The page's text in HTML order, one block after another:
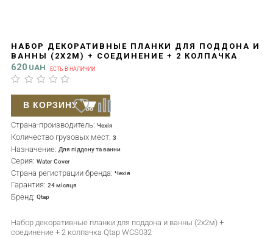
НАБОР ДЕКОРАТИВНЫЕ ПЛАНКИ ДЛЯ ПОДДОНА И
ВАННЫ (2X2М) + СОЕДИНЕНИЕ + 2 КОЛПАЧКА
QTAP WCS032
620 UAH ЕСТЬ В НАЛИЧИИ
Страна-производитель: Чехія
Количество грузовых мест: 3
Назначение: Для піддону та ванни
Серия: Water Cover
Страна регистрации бренда: Чехія
Гарантия: 24 місяця
Бренд: Qtap
Набор декоративные планки для поддона и ванны (2x2м) +
соединение + 2 колпачка Qtap WCS032
В КОРЗИНУ